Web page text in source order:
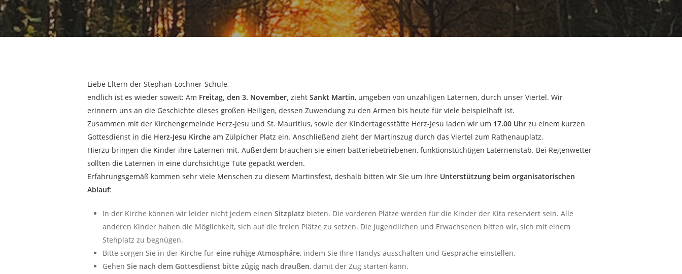
Hit enter to search or ESC to close
Liebe Eltern der Stephan-Lochner-Schule,
endlich ist es wieder soweit: Am Freitag, den 3. November, ziehtSankt Martin, umgeben von unzähligen Laternen, durch unser Viertel. Wir
erinnern uns an die Geschichte dieses großen Heiligen, dessen Zuwendung zu den Armen bis heute für viele beispielhaft ist.
Zusammen mit der Kirchengemeinde Herz-Jesu und St. Mauritius, sowie der Kindertagesstätte Herz-Jesu laden wir um 17.00 Uhr zu einem kurzen
Gottesdienst in die Herz-Jesu Kirche am Zülpicher Platz ein. Anschließend zieht der Martinszug durch das Viertel zum Rathenauplatz.
Hierzu bringen die Kinder ihre Laternen mit. Außerdem brauchen sie einen batteriebetriebenen, funktionstüchtigen Laternenstab. Bei Regenwetter
sollten die Laternen in eine durchsichtige Tüte gepackt werden.
Erfahrungsgemäß kommen sehr viele Menschen zu diesem Martinsfest, deshalb bitten wir Sie um Ihre Unterstützung beim organisatorischen
Ablauf:
In der Kirche können wir leider nicht jedem einenSitzplatz bieten. Die vorderen Plätze werden für die Kinder der Kita reserviert sein. Alle
anderen Kinder haben die Möglichkeit, sich auf die freien Plätze zu setzen. Die Jugendlichen und Erwachsenen bitten wir, sich mit einem
Stehplatz zu begnügen.
Bitte sorgen Sie in der Kirche füreine ruhige Atmosphäre, indem Sie Ihre Handys ausschalten und Gespräche einstellen.
GehenSie nach dem Gottesdienst bitte zügig nach draußen, damit der Zug starten kann.